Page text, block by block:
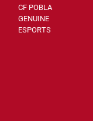
CF POBLA
GENUINE
ESPORTS